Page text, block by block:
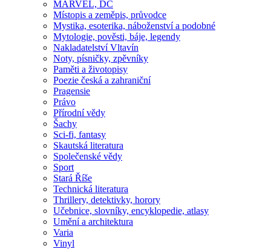
MARVEL, DC
Místopis a zeměpis, průvodce
Mystika, esoterika, náboženství a podobné
Mytologie, pověsti, báje, legendy
Nakladatelství Vltavín
Noty, písničky, zpěvníky
Paměti a životopisy
Poezie česká a zahraniční
Pragensie
Právo
Přírodní vědy
Šachy
Sci-fi, fantasy
Skautská literatura
Společenské vědy
Sport
Stará Říše
Technická literatura
Thrillery, detektivky, horory
Učebnice, slovníky, encyklopedie, atlasy
Umění a architektura
Varia
Vinyl